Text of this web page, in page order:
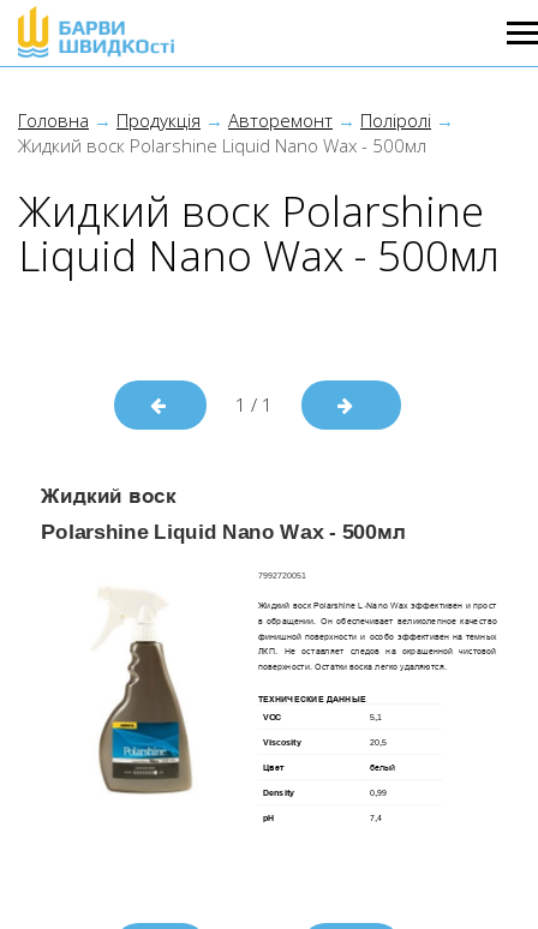
Головна Продукція Авторемонт
Поліролі
Жидкий воск Polarshine Liquid Nano Wax - 500мл
Жидкий воск Polarshine
Liquid Nano Wax - 500мл
1 / 1